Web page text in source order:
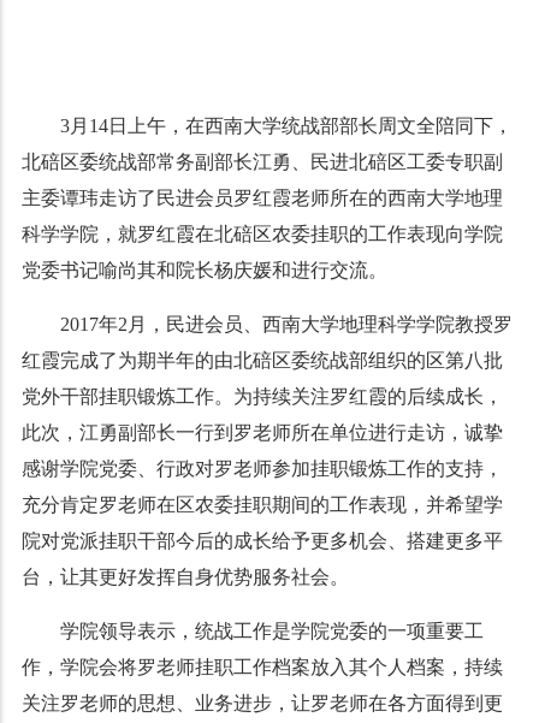
3月14日上午，在西南大学统战部部长周文全陪同下，
北碚区委统战部常务副部长江勇、民进北碚区工委专职副
主委谭玮走访了民进会员罗红霞老师所在的西南大学地理
科学学院，就罗红霞在北碚区农委挂职的工作表现向学院
党委书记喻尚其和院长杨庆媛和进行交流。
2017年2月，民进会员、西南大学地理科学学院教授罗
红霞完成了为期半年的由北碚区委统战部组织的区第八批
党外干部挂职锻炼工作。为持续关注罗红霞的后续成长，
此次，江勇副部长一行到罗老师所在单位进行走访，诚挚
感谢学院党委、行政对罗老师参加挂职锻炼工作的支持，
充分肯定罗老师在区农委挂职期间的工作表现，并希望学
院对党派挂职干部今后的成长给予更多机会、搭建更多平
台，让其更好发挥自身优势服务社会。
学院领导表示，统战工作是学院党委的一项重要工
作，学院会将罗老师挂职工作档案放入其个人档案，持续
关注罗老师的思想、业务进步，让罗老师在各方面得到更